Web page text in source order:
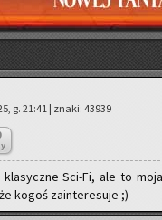
g. 21:41 | znaki: 43939
Sci-Fi, ale to
kogoś za­in­te­re­su­je ;)